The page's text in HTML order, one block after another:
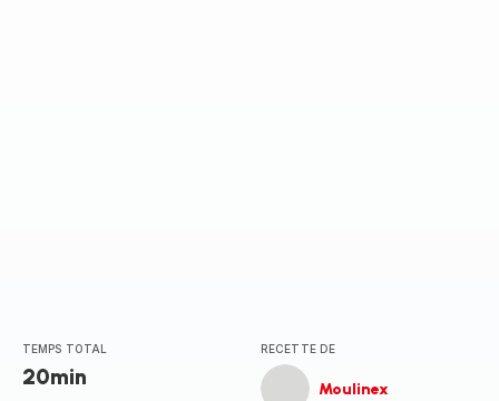
TEMPS TOTAL
20min
RECETTE DE
Moulinex